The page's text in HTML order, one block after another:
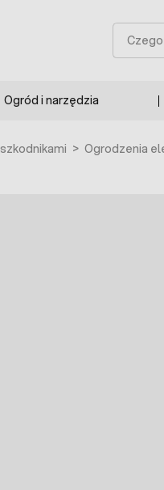
Szukaj
Ogród i narzędzia
> Ogrodzenia